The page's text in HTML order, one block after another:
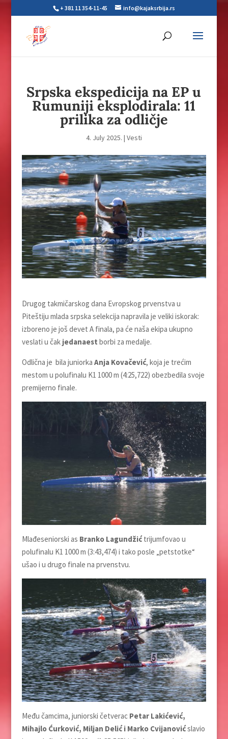
+ 381 11 354-11-45 info@kajaksrbija.rs
Srpska ekspedicija na EP u
Rumuniji eksplodirala: 11
prilika za odličje
4. July 2025. | Vesti
Drugog takmičarskog dana Evropskog prvenstva u
Piteštiju mlada srpska selekcija napravila je veliki iskorak:
izboreno je još devet A finala, pa će naša ekipa ukupno
veslati u čak jedanaest borbi za medalje.
Odlična je bila juniorka Anja Kovačević, koja je trećim
mestom u polufinalu K1 1000 m (4:25,722) obezbedila svoje
premijerno finale.
Mlađeseniorski as Branko Lagundžićtrijumfovao u
polufinalu K1 1000 m (3:43,474) i tako posle „petstotke“
ušao i u drugo finale na prvenstvu.
Među čamcima, juniorski četverac Petar Lakićević,
Mihajlo Ćurković, Miljan Delić i Marko Cvijanovićslavio